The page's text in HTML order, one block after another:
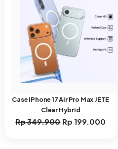
Case iPhone 17 Air Pro Max JETE
Clear Hybrid
Rp349.900 Harga
Rp 199.000